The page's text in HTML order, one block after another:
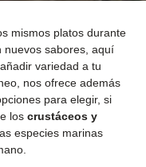
mismos platos durante
nuevos sabores, aquí
variedad a tu
nos ofrece además
para elegir, si
los crustáceos y
especies marinas